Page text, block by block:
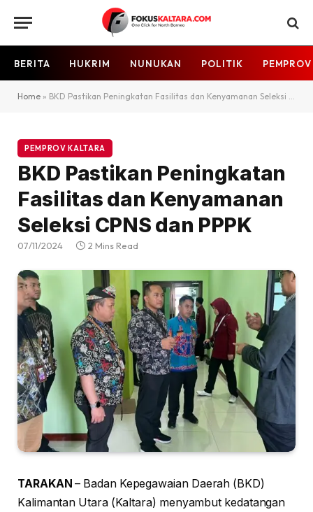
BERITA HUKRIM NUNUKAN POLITIK
Home » BKD Pastikan Peningkatan Fasilitas dan Kenyamanan Seleksi CPNS dan PPPK
PEMPROV KALTARA
BKD Pastikan Peningkatan
Fasilitas dan Kenyamanan
Seleksi CPNS dan PPPK
07/11/2024 2 Mins Read
TARAKAN – Badan Kepegawaian Daerah (BKD)
Kalimantan Utara (Kaltara) menyambut kedatangan